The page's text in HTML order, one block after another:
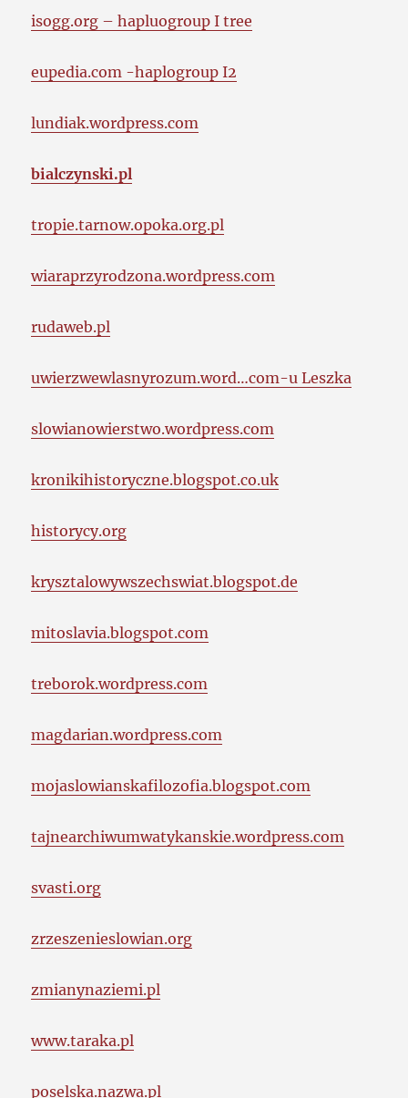
isogg.org – hapluogroup I tree
eupedia.com -haplogroup I2
lundiak.wordpress.com
bialczynski.pl
tropie.tarnow.opoka.org.pl
wiaraprzyrodzona.wordpress.com
rudaweb.pl
uwierzwewlasnyrozum.word…com-u Leszka
slowianowierstwo.wordpress.com
kronikihistoryczne.blogspot.co.uk
historycy.org
krysztalowywszechswiat.blogspot.de
mitoslavia.blogspot.com
treborok.wordpress.com
magdarian.wordpress.com
mojaslowianskafilozofia.blogspot.com
tajnearchiwumwatykanskie.wordpress.com
svasti.org
zrzeszenieslowian.org
zmianynaziemi.pl
www.taraka.pl
poselska.nazwa.pl